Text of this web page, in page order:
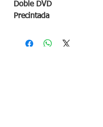
Doble DVD
Precintada